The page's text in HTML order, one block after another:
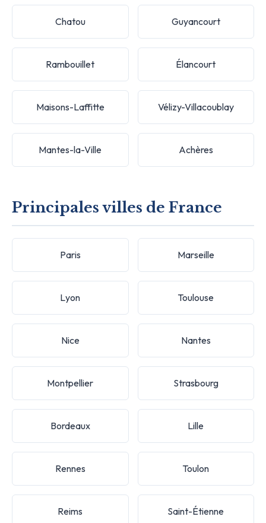
Chatou Guyancourt
Rambouillet Élancourt
Maisons-Laffitte Vélizy-Villacoublay
Mantes-la-Ville Achères
Principales villes de France
Paris Marseille
Lyon Toulouse
Nice Nantes
Montpellier Strasbourg
Bordeaux Lille
Rennes Toulon
Reims Saint-Étienne